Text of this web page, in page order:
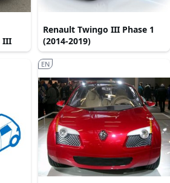
III
Renault Twingo III Phase 1
(2014-2019)
EN